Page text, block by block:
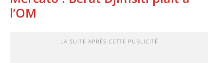
l’OM
LA SUITE APRÈS CETTE PUBLICITÉ